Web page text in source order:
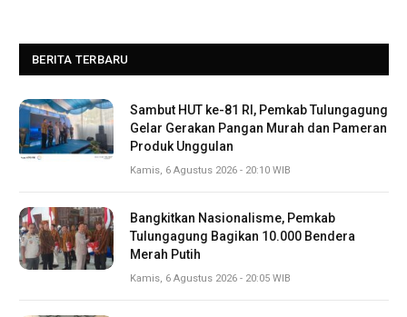
BERITA TERBARU
Sambut HUT ke-81 RI, Pemkab Tulungagung
Gelar Gerakan Pangan Murah dan Pameran
Produk Unggulan
Kamis, 6 Agustus 2026 - 20:10 WIB
Bangkitkan Nasionalisme, Pemkab
Tulungagung Bagikan 10.000 Bendera
Merah Putih
Kamis, 6 Agustus 2026 - 20:05 WIB